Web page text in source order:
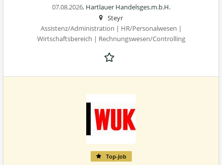
07.08.2026, Hartlauer Handelsges.m.b.H.
Steyr
Assistenz/Administration | HR/Personalwesen |
Wirtschaftsbereich | Rechnungswesen/Controlling
Top-Job